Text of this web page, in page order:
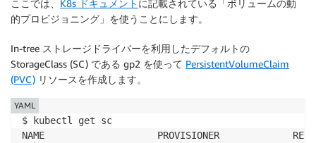
ここでは、 K8s ドキュメント に記載されている「ボリュームの動
的プロビジョニング」を使うことにします。
In-tree ストレージドライバーを利用したデフォルトの
StorageClass (SC) である gp2 を使って PersistentVolumeClaim
(PVC) リソースを作成します。
$ kubectl get sc
NAME                    PROVISIONER
YAML